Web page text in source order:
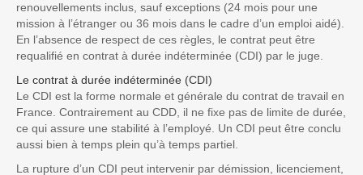
renouvellements inclus, sauf exceptions (24 mois pour une
mission à l’étranger ou 36 mois dans le cadre d’un emploi aidé).
En l’absence de respect de ces règles, le contrat peut être
requalifié en contrat à durée indéterminée (CDI) par le juge.
Le contrat à durée indéterminée (CDI)
Le CDI est la forme normale et générale du contrat de travail en
France. Contrairement au CDD, il ne fixe pas de limite de durée,
ce qui assure une stabilité à l’employé. Un CDI peut être conclu
aussi bien à temps plein qu’à temps partiel.
La rupture d’un CDI peut intervenir par démission, licenciement,